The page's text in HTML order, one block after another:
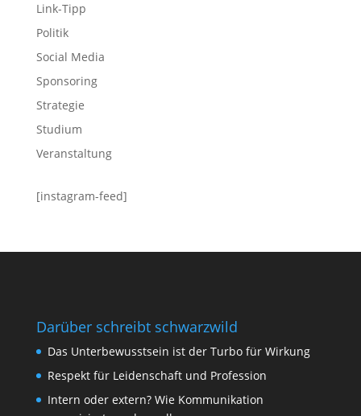
Link-Tipp
Politik
Social Media
Sponsoring
Strategie
Studium
Veranstaltung
[instagram-feed]
Darüber schreibt schwarzwild
Das Unterbewusstsein ist der Turbo für Wirkung
Respekt für Leidenschaft und Profession
Intern oder extern? Wie Kommunikation